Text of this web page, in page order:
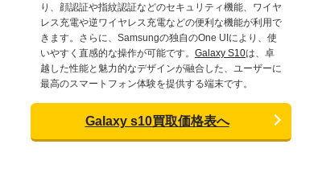
り、顔認証や指紋認証などのセキュリティ機能、ワイヤ
レス充電や逆ワイヤレス充電などの便利な機能が利用で
きます。さらに、Samsungの独自のOne UIにより、使
いやすく直感的な操作が可能です。 Galaxy S10は、卓
越した性能と魅力的なデザインが融合した、ユーザーに
最高のスマートフォン体験を提供する端末です。
Galaxy s10買取価格表へ